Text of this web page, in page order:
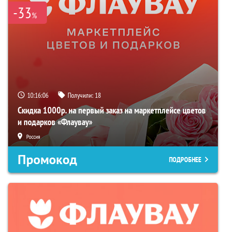
-33%
10:16:05 Получили: 18
Скидка 1000р. на первый заказ на маркетплейсе цветов
и подарков «Флаувау»
Россия
Промокод ПОДРОБНЕЕ